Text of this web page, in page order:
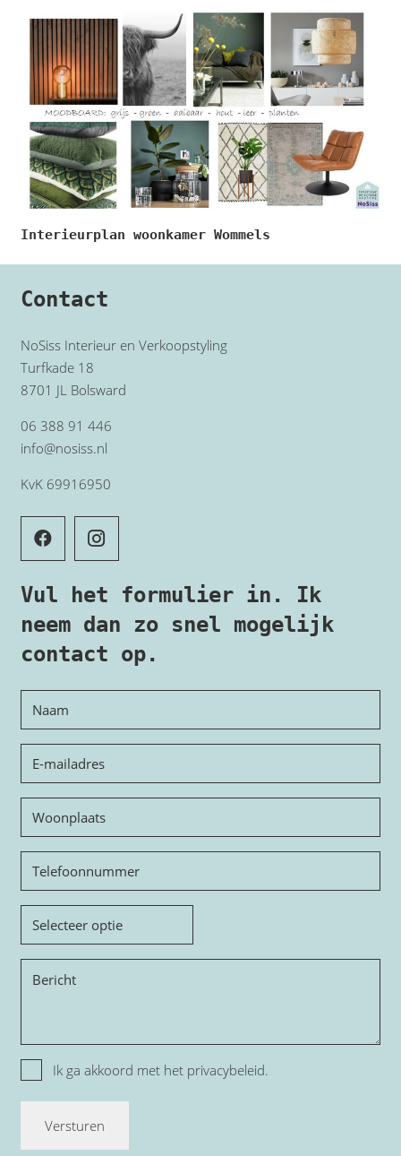
Interieurplan woonkamer Wommels
Contact
NoSiss Interieur en Verkoopstyling
Turfkade 18
8701 JL Bolsward
06 388 91 446
info@nosiss.nl
KvK 69916950
Vul het formulier in. Ik
neem dan zo snel mogelijk
contact op.
mailadres
Woonplaats
Telefoon
Onderwerp
PrivacyIk ga akkoord met het privacybeleid.